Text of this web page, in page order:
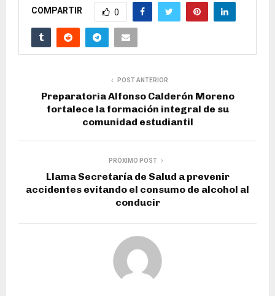
COMPARTIR 0
POST ANTERIOR
Preparatoria Alfonso Calderón Moreno
fortalece la formación integral de su
comunidad estudiantil
PRÓXIMO POST
Llama Secretaría de Salud a prevenir
accidentes evitando el consumo de alcohol al
conducir